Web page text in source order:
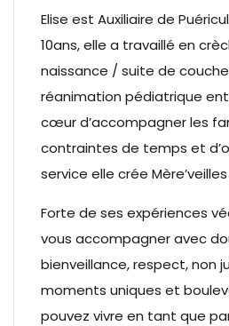
Elise est Auxiliaire de
10ans, elle a travaillé en
naissance / suite de
réanimation pédiatrique
cœur d’accompagner les
contraintes de temps et
service elle crée
Forte de ses expériences
vous accompagner avec
bienveillance, respect, non
moments uniques et
pouvez vivre en tant que